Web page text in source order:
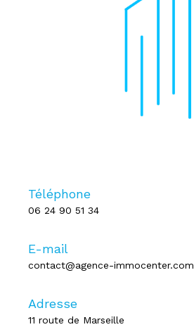
Téléphone
06 24 90 51 34
E-mail
contact@agence-immocenter.com
Adresse
11 route de Marseille